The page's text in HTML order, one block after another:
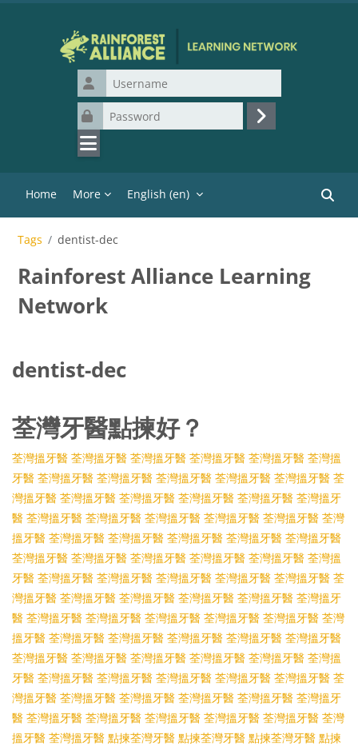
Username
Password
Log in
Home More English ‎(en)‎
Tags dentist-dec
Rainforest Alliance Learning
Network
dentist-dec
荃灣牙醫點揀好？
荃灣搵牙醫 荃灣搵牙醫 荃灣搵牙醫 荃灣搵牙醫 荃灣搵牙醫 荃灣搵
牙醫 荃灣搵牙醫 荃灣搵牙醫 荃灣搵牙醫 荃灣搵牙醫 荃灣搵牙醫 荃
灣搵牙醫 荃灣搵牙醫 荃灣搵牙醫 荃灣搵牙醫 荃灣搵牙醫 荃灣搵牙
醫 荃灣搵牙醫 荃灣搵牙醫 荃灣搵牙醫 荃灣搵牙醫 荃灣搵牙醫 荃灣
搵牙醫 荃灣搵牙醫 荃灣搵牙醫 荃灣搵牙醫 荃灣搵牙醫 荃灣搵牙醫
荃灣搵牙醫 荃灣搵牙醫 荃灣搵牙醫 荃灣搵牙醫 荃灣搵牙醫 荃灣搵
牙醫 荃灣搵牙醫 荃灣搵牙醫 荃灣搵牙醫 荃灣搵牙醫 荃灣搵牙醫 荃
灣搵牙醫 荃灣搵牙醫 荃灣搵牙醫 荃灣搵牙醫 荃灣搵牙醫 荃灣搵牙
醫 荃灣搵牙醫 荃灣搵牙醫 荃灣搵牙醫 荃灣搵牙醫 荃灣搵牙醫 荃灣
搵牙醫 荃灣搵牙醫 荃灣搵牙醫 荃灣搵牙醫 荃灣搵牙醫 荃灣搵牙醫
荃灣搵牙醫 荃灣搵牙醫 荃灣搵牙醫 荃灣搵牙醫 荃灣搵牙醫 荃灣搵
牙醫 荃灣搵牙醫 荃灣搵牙醫 荃灣搵牙醫 荃灣搵牙醫 荃灣搵牙醫 荃
灣搵牙醫 荃灣搵牙醫 荃灣搵牙醫 荃灣搵牙醫 荃灣搵牙醫 荃灣搵牙
醫 荃灣搵牙醫 荃灣搵牙醫 荃灣搵牙醫 荃灣搵牙醫 荃灣搵牙醫 荃灣
搵牙醫 荃灣搵牙醫 點揀荃灣牙醫 點揀荃灣牙醫 點揀荃灣牙醫 點揀